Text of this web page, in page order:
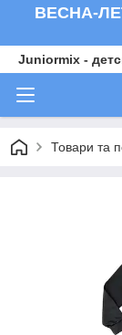
ВЕСНА-
Juniormix -
Товари та